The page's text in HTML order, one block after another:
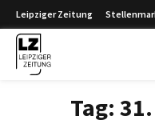
Leipziger Zeitung
Tag: